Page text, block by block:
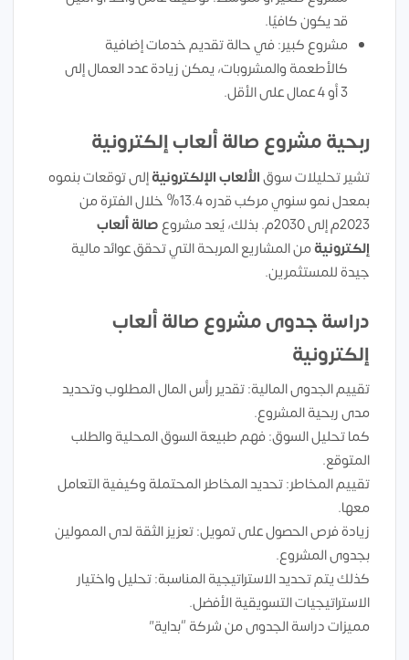
قد يكون كافيًا.
مشروع كبير: في حالة تقديم خدمات إضافية
كالأطعمة والمشروبات، يمكن زيادة عدد العمال إلى
3 أو 4 عمال على الأقل.
ربحية مشروع صالة ألعاب إلكترونية
تشير تحليلات سوقالألعاب الإلكترونيةإلى توقعات بنموه
بمعدل نمو سنوي مركب قدره 13.4% خلال الفترة من
2023م إلى 2030م. بذلك، يُعد مشروع
صالة ألعاب
إلكترونيةمن المشاريع المربحة التي تحقق عوائد مالية
جيدة للمستثمرين.
دراسة جدوى مشروع صالة ألعاب
إلكترونية
تقييم الجدوى المالية: تقدير رأس المال المطلوب وتحديد
مدى ربحية المشروع.
كما تحليل السوق: فهم طبيعة السوق المحلية والطلب
المتوقع.
تقييم المخاطر: تحديد المخاطر المحتملة وكيفية التعامل
معها.
زيادة فرص الحصول على تمويل: تعزيز الثقة لدى الممولين
بجدوى المشروع.
كذلك يتم تحديد الاستراتيجية المناسبة: تحليل واختيار
الاستراتيجيات التسويقية الأفضل.
مميزات دراسة الجدوى من شركة “بداية”